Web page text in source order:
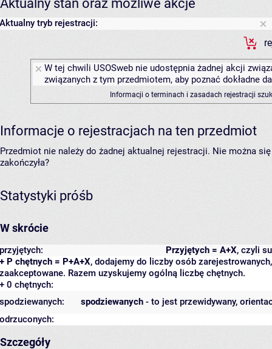
Aktualny stan oraz możliwe akcje
Aktualny tryb rejestracji:
W tej chwili USOSweb nie udostępnia żadnej akcji
związanych z tym przedmiotem, aby poznać dokładne
Informacji o terminach i zasadach rejestracji
Informacje o rejestracjach na ten przedmiot
Przedmiot nie należy do żadnej aktualnej rejestracji. Nie można
zakończyła?
Statystyki próśb
W skrócie
Przyjętych = A+X, czyli
przyjętych:
+ P chętnych = P+A+X, dodajemy do liczby osób
zaakceptowane. Razem uzyskujemy ogólną liczbę chętnych.
+ 0 chętnych:
spodziewanych - to jest przewidywany,
spodziewanych:
odrzuconych:
Szczegóły